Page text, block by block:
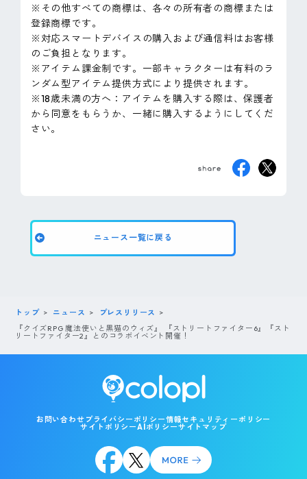
※その他すべての商標は、各々の所有者の商標または
登録商標です。
※対応スマートデバイスの購入および通信料はお客様
のご負担となります。
※アイテム課金制です。一部キャラクターは有料のラ
ンダム型アイテム提供方式により提供されます。
※18歳未満の方へ：アイテムを購入する際は、保護者
から同意をもらうか、一緒に購入するようにしてくだ
さい。
ニュース一覧に戻る
トップ ニュース
プレスリリース
『クイズRPG 魔法使いと黒猫のウィズ』 『ストリートファイター6』『スト
リートファイター2』とのコラボイベント開催！
お問い合わせ プライバシーポリシー情報セキュリティーポリシー
サイトポリシーAIポリシーサイトマップ